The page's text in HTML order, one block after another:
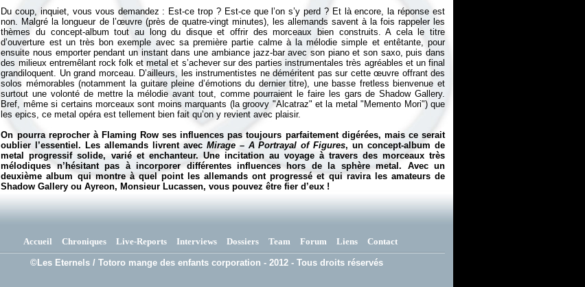
Du coup, inquiet, vous vous demandez : Est-ce trop ? Est-ce que l’on s’y perd ? Et là encore, la réponse est
non. Malgré la longueur de l’œuvre (près de quatre-vingt minutes), les allemands savent à la fois rappeler les
thèmes du concept-album tout au long du disque et offrir des morceaux bien construits. A cela le titre
d’ouverture est un très bon exemple avec sa première partie calme à la mélodie simple et entêtante, pour
ensuite nous emporter pendant un instant dans une ambiance jazz-bar avec son piano et son saxo, puis dans
des milieux entremêlant rock folk et metal et s’achever sur des parties instrumentales très agréables et un final
grandiloquent. Un grand morceau. D’ailleurs, les instrumentistes ne déméritent pas sur cette œuvre offrant des
solos mémorables (notamment la guitare pleine d’émotions du dernier titre), une basse fretless bienvenue et
surtout une volonté de mettre la mélodie avant tout, comme pourraient le faire les gars de Shadow Gallery.
Bref, même si certains morceaux sont moins marquants (la groovy "Alcatraz" et la metal "Memento Mori") que
les epics, ce metal opéra est tellement bien fait qu’on y revient avec plaisir.
On pourra reprocher à Flaming Row ses influences pas toujours parfaitement digérées, mais ce serait
oublier l’essentiel. Les allemands livrent avec Mirage – A Portrayal of Figures, un concept-album de
metal progressif solide, varié et enchanteur. Une incitation au voyage à travers des morceaux très
mélodiques n’hésitant pas à incorporer différentes influences hors de la sphère metal. Avec un
deuxième album qui montre à quel point les allemands ont progressé et qui ravira les amateurs de
Shadow Gallery ou Ayreon, Monsieur Lucassen, vous pouvez être fier d’eux !
Accueil Chroniques Live-Reports Interviews Dossiers Team Forum Liens Contact
©Les Eternels / Totoro mange des enfants corporation - 2012 - Tous droits réservés